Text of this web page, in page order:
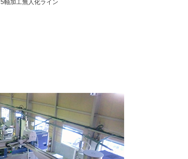
5軸加工無人化ライン